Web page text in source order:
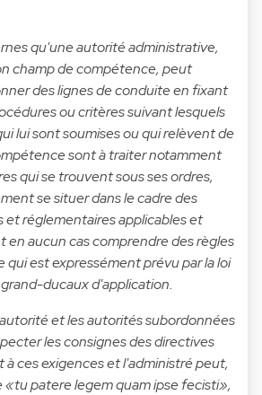
qu'une autorité administrative,
champ de compétence, peut
des lignes de conduite en fixant
ou critères suivant lesquels
lui sont soumises ou qui relèvent de
sont à traiter notamment
qui se trouvent sous ses ordres,
se situer dans le cadre des
et réglementaires applicables et
en aucun cas comprendre des règles
qui est expressément prévu par la loi
ducaux d'application.
et les autorités subordonnées
les consignes des directives
ces exigences et l'administré peut,
«tu patere legem quam ipse fecisti»,